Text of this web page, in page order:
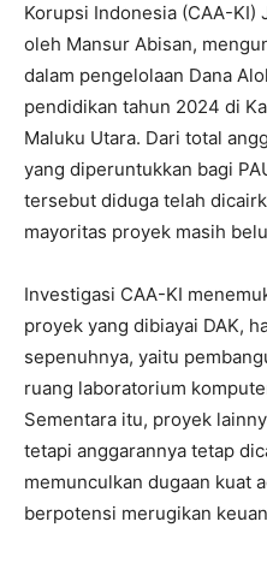
Korupsi Indonesia (CAA-KI)
oleh Mansur Abisan,
dalam pengelolaan Dana
pendidikan tahun 2024 di
Maluku Utara. Dari total
yang diperuntukkan bagi
tersebut diduga telah
mayoritas proyek masih
Investigasi CAA-KI
proyek yang dibiayai DAK,
sepenuhnya, yaitu
ruang laboratorium
Sementara itu, proyek
tetapi anggarannya tetap
memunculkan dugaan kuat
berpotensi merugikan